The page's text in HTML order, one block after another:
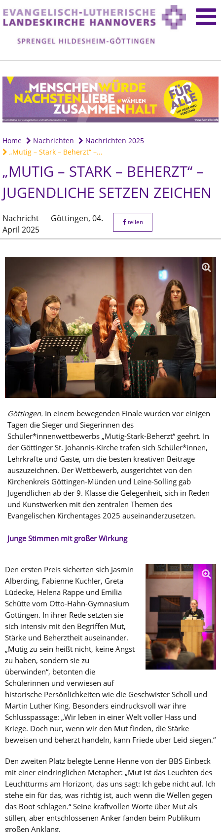
Home Nachrichten
Nachrichten 2025
„Mutig – Stark – Beherzt“ –...
„MUTIG – STARK – BEHERZT“ –
JUGENDLICHE SETZEN ZEICHEN
Nachricht Göttingen, 04.
April 2025
teilen
Göttingen. In einem bewegenden Finale wurden vor einigen
Tagen die Sieger und Siegerinnen des
Schüler*innenwettbewerbs „Mutig-Stark-Beherzt“ geehrt. In
der Göttinger St. Johannis-Kirche trafen sich Schüler*innen,
Lehrkräfte und Gäste, um die besten kreativen Beiträge
auszuzeichnen. Der Wettbewerb, ausgerichtet von den
Kirchenkreis Göttingen-Münden und Leine-Solling gab
Jugendlichen ab der 9. Klasse die Gelegenheit, sich in Reden
und Kunstwerken mit den zentralen Themen des
Evangelischen Kirchentages 2025 auseinanderzusetzen.
Junge Stimmen mit großer Wirkung
Den ersten Preis sicherten sich Jasmin
Alberding, Fabienne Küchler, Greta
Lüdecke, Helena Rappe und Emilia
Schütte vom Otto-Hahn-Gymnasium
Göttingen. In ihrer Rede setzten sie
sich intensiv mit den Begriffen Mut,
Stärke und Beherztheit auseinander.
„Mutig zu sein heißt nicht, keine Angst
zu haben, sondern sie zu
überwinden“, betonten die
Schülerinnen und verwiesen auf
historische Persönlichkeiten wie die Geschwister Scholl und
Martin Luther King. Besonders eindrucksvoll war ihre
Schlusspassage: „Wir leben in einer Welt voller Hass und
Kriege. Doch nur, wenn wir den Mut finden, die Stärke
beweisen und beherzt handeln, kann Friede über Leid siegen.“
Den zweiten Platz belegte Lenne Henne von der BBS Einbeck
mit einer eindringlichen Metapher: „Mut ist das Leuchten des
Leuchtturms am Horizont, das uns sagt: Ich gebe nicht auf. Ich
stehe ein für das, was richtig ist, auch wenn die Wellen gegen
das Boot schlagen.“ Seine kraftvollen Worte über Mut als
stillen, aber entschlossenen Anker fanden beim Publikum
großen Anklang.